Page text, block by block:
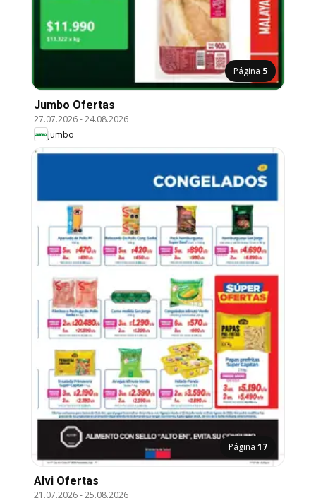
Página 5
Jumbo Ofertas
27.07.2026-24.08.2026
Jumbo
Página 17
Alvi Ofertas
21.07.2026-25.08.2026